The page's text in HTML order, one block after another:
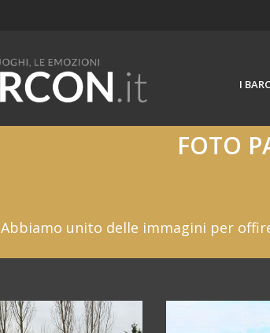
I
FOTO
Abbiamo unito delle immagini per